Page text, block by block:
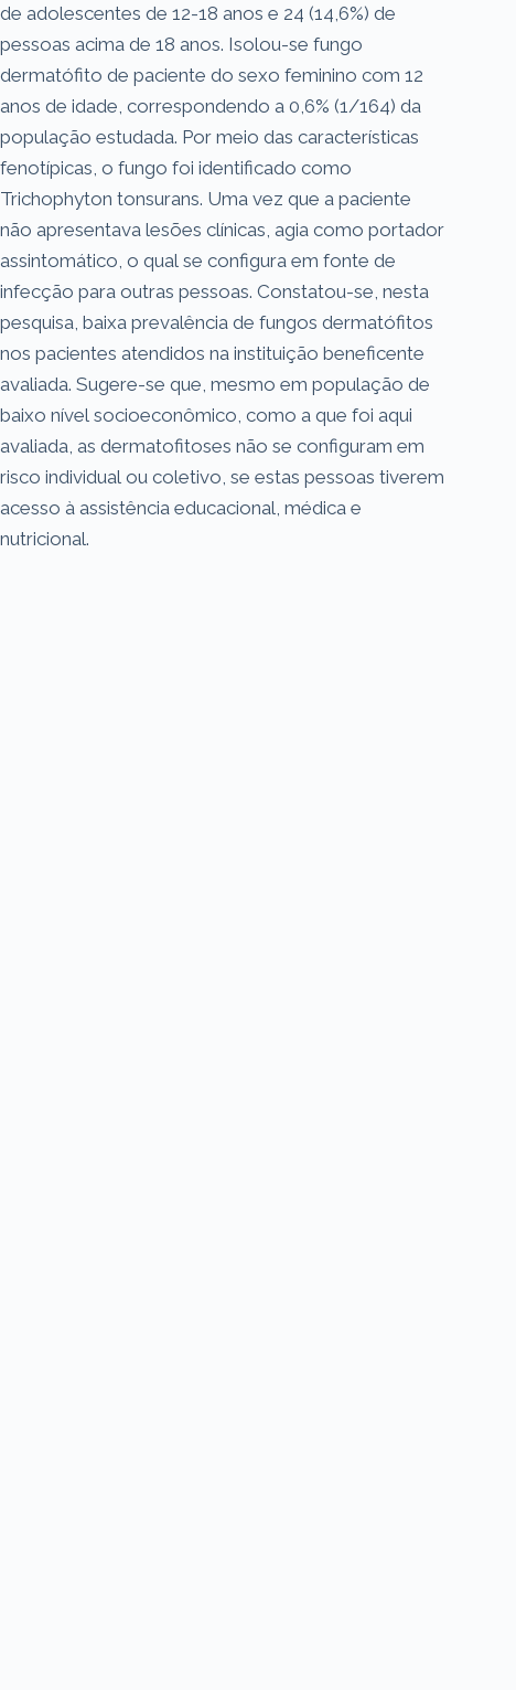
de adolescentes de 12-18 anos e 24 (14,6%) de
pessoas acima de 18 anos. Isolou-se fungo
dermatófito de paciente do sexo feminino com 12
anos de idade, correspondendo a 0,6% (1/164) da
população estudada. Por meio das características
fenotípicas, o fungo foi identificado como
Trichophyton tonsurans. Uma vez que a paciente
não apresentava lesões clínicas, agia como portador
assintomático, o qual se configura em fonte de
infecção para outras pessoas. Constatou-se, nesta
pesquisa, baixa prevalência de fungos dermatófitos
nos pacientes atendidos na instituição beneficente
avaliada. Sugere-se que, mesmo em população de
baixo nível socioeconômico, como a que foi aqui
avaliada, as dermatofitoses não se configuram em
risco individual ou coletivo, se estas pessoas tiverem
acesso à assistência educacional, médica e
nutricional.